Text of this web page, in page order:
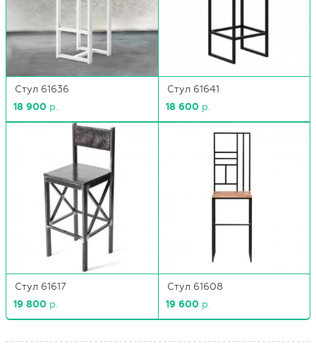
Стул 61636
18 900 р.
Стул 61641
18 600 р.
Стул 61617
19 800 р.
Стул 61608
19 600 р.